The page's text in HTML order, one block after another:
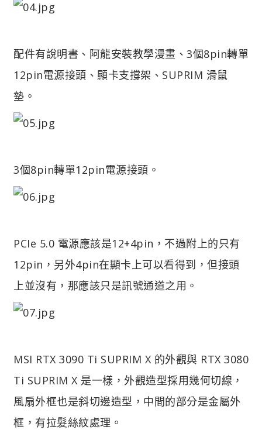
配件有說明書、阿龍安裝教學漫畫、3個8pin轉單
12pin電源接頭、顯卡支撐架、SUPRIM 滑鼠
墊。
3個8pin轉單12pin電源接頭。
PCIe 5.0 電源應該是12+4pin，不過附上的只有
12pin，另外4pin在顯卡上可以看得到，但接頭
上並沒有，那應該只是訊號通道之用。
MSI RTX 3090 Ti SUPRIM X 的外觀與 RTX 3080
Ti SUPRIM X 是一樣，外觀造型採用幾何切線，
風扇外框也是斜切邊造型，中間的部分是金屬外
框，有拉髮絲紋處理。